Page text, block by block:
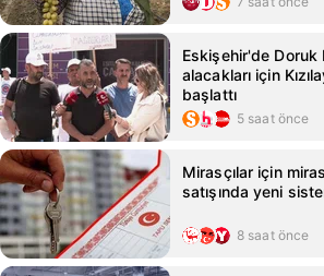
Eskişehir'de
alacakları için
başlattı
5 saat önce
Mirasçılar için
satışında yeni
8 saat önce